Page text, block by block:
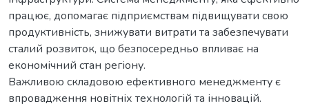
працює, допомагає підприємствам підвищувати свою
продуктивність, знижувати витрати та забезпечувати
сталий розвиток, що безпосередньо впливає на
економічний стан регіону.
Важливою складовою ефективного менеджменту є
впровадження новітніх технологій та інновацій.